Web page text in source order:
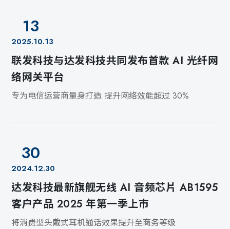
13
2025.10.13
联发科技与达发科技共同发布首款 AI 光纤网
络网关平台
专为电信运营商量身打造 提升网络效能超过 30%
30
2024.12.30
达发科技最新旗舰无线 AI 音频芯片 AB1595
客户产品 2025 年第一季上市
将消费型头戴式耳机通话效果提升至商务等级